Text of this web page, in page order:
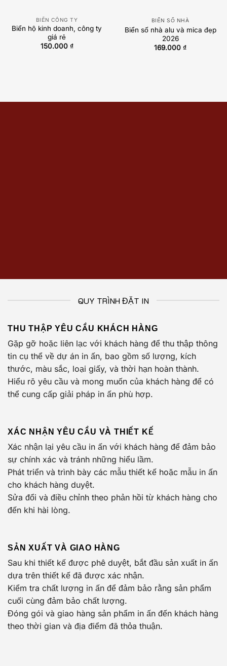
BIỂN CÔNG TY
Biển hộ kinh doanh, công ty
giá rẻ
150.000 ₫
BIỂN SỐ NHÀ
Biển số nhà alu và mica đẹp
2026
169.000 ₫
QUY TRÌNH ĐẶT IN
THU THẬP YÊU CẦU KHÁCH HÀNG
Gặp gỡ hoặc liên lạc với khách hàng để thu thập thông
tin cụ thể về dự án in ấn, bao gồm số lượng, kích
thước, màu sắc, loại giấy, và thời hạn hoàn thành.
Hiểu rõ yêu cầu và mong muốn của khách hàng để có
thể cung cấp giải pháp in ấn phù hợp.
XÁC NHẬN YÊU CẦU VÀ THIẾT KẾ
Xác nhận lại yêu cầu in ấn với khách hàng để đảm bảo
sự chính xác và tránh những hiểu lầm.
Phát triển và trình bày các mẫu thiết kế hoặc mẫu in ấn
cho khách hàng duyệt.
Sửa đổi và điều chỉnh theo phản hồi từ khách hàng cho
đến khi hài lòng.
SẢN XUẤT VÀ GIAO HÀNG
Sau khi thiết kế được phê duyệt, bắt đầu sản xuất in ấn
dựa trên thiết kế đã được xác nhận.
Kiểm tra chất lượng in ấn để đảm bảo rằng sản phẩm
cuối cùng đảm bảo chất lượng.
Đóng gói và giao hàng sản phẩm in ấn đến khách hàng
theo thời gian và địa điểm đã thỏa thuận.